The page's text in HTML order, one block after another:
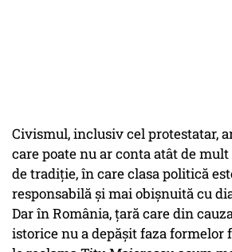
Civismul, inclusiv cel protestatar,
care poate nu ar conta atât de
de tradiţie, în care clasa politică
responsabilă şi mai obişnuită cu
Dar în România, ţară care din
istorice nu a depăşit faza formelor